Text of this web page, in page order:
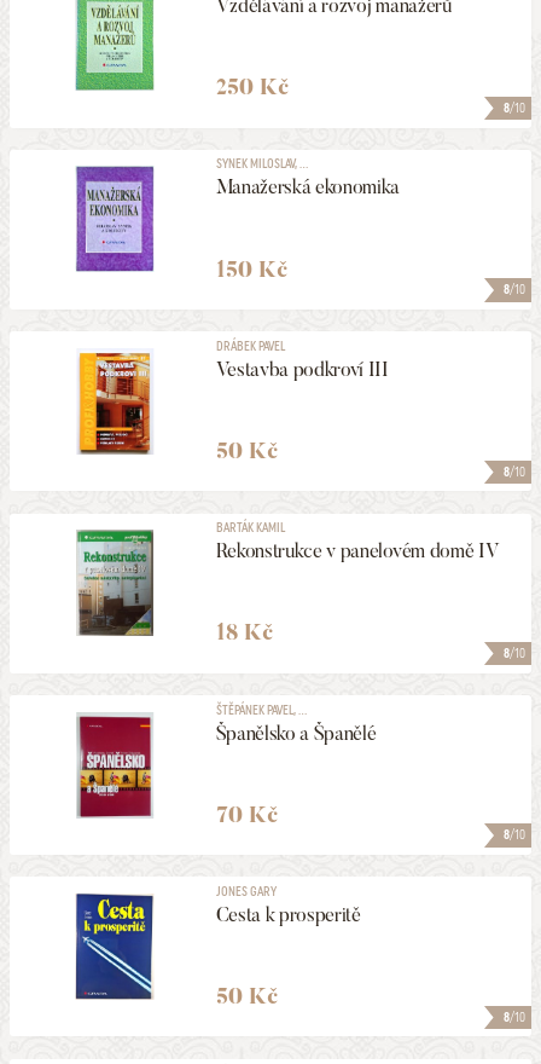
8/10
Vzdělávání a rozvoj manažerů
250 Kč
8/10
SYNEK MILOSLAV, ...
Manažerská ekonomika
150 Kč
8/10
DRÁBEK PAVEL
Vestavba podkroví III
50 Kč
8/10
BARTÁK KAMIL
Rekonstrukce v panelovém domě IV
18 Kč
8/10
ŠTĚPÁNEK PAVEL, ...
Španělsko a Španělé
70 Kč
8/10
JONES GARY
Cesta k prosperitě
50 Kč